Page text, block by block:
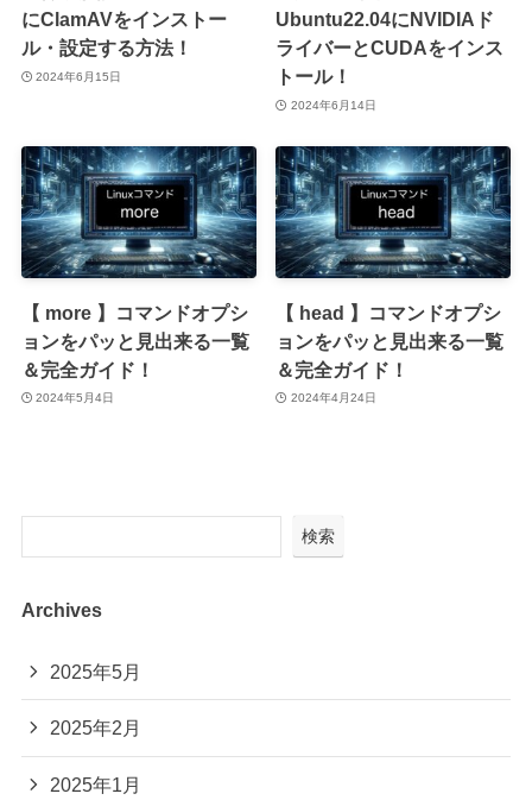
にClamAVをインストー
ル・設定する方法！
2024年6月15日
Ubuntu22.04にNVIDIAド
ライバーとCUDAをインス
トール！
2024年6月14日
【 more 】コマンドオプシ
ョンをパッと見出来る一覧
＆完全ガイド！
2024年5月4日
【 head 】コマンドオプシ
ョンをパッと見出来る一覧
＆完全ガイド！
2024年4月24日
検索
Archives
2025年5月
2025年2月
2025年1月